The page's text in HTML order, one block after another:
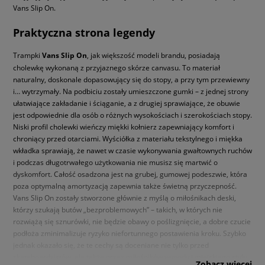
Vans Slip On.
Praktyczna strona legendy
Trampki Vans Slip On , jak większość modeli brandu, posiadają
cholewkę wykonaną z przyjaznego skórze canvasu. To materiał
naturalny, doskonale dopasowujący się do stopy, a przy tym przewiewny
i… wytrzymały. Na podbiciu zostały umieszczone gumki – z jednej strony
ułatwiające zakładanie i ściąganie, a z drugiej sprawiające, że obuwie
jest odpowiednie dla osób o różnych wysokościach i szerokościach stopy.
Niski profil cholewki wieńczy miękki kołnierz zapewniający komfort i
chroniący przed otarciami. Wyściółka z materiału tekstylnego i miękka
wkładka sprawiają, że nawet w czasie wykonywania gwałtownych ruchów
i podczas długotrwałego użytkowania nie musisz się martwić o
dyskomfort. Całość osadzona jest na grubej, gumowej podeszwie, która
poza optymalną amortyzacją zapewnia także świetną przyczepność.
Vans Slip On zostały stworzone głównie z myślą o miłośnikach deski,
którzy szukają butów „bezproblemowych” – takich, w których nie
rozwiążą się sznurówki, nie będzie obawy o poślizgnięcie, a dobre czucie
podłoża zminimalizuje ryzyko niefortunnego postawienia kroku. Szybko